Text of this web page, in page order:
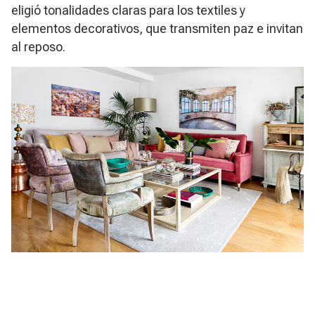
eligió tonalidades claras para los textiles y
elementos decorativos, que transmiten paz e invitan
al reposo.